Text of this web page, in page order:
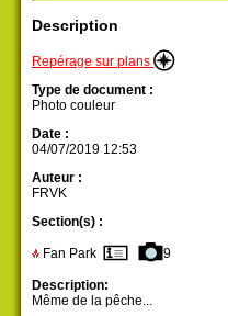
Description
Repérage sur plans
Type de document :
Photo couleur
Date :
04/07/2019 12:53
Auteur :
FRVK
Section(s) :
Fan Park 9
Description:
Même de la pêche...